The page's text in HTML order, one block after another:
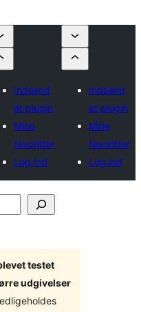
Indsend
et plugin
Mine
favoritter
Log ind
Indsend
et plugin
Mine
favoritter
Log ind
testet
udgivelser